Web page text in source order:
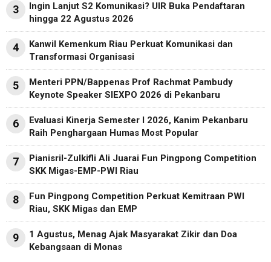
3
Ingin Lanjut S2 Komunikasi? UIR Buka Pendaftaran
hingga 22 Agustus 2026
4
Kanwil Kemenkum Riau Perkuat Komunikasi dan
Transformasi Organisasi
5
Menteri PPN/Bappenas Prof Rachmat Pambudy
Keynote Speaker SIEXPO 2026 di Pekanbaru
6
Evaluasi Kinerja Semester I 2026, Kanim Pekanbaru
Raih Penghargaan Humas Most Popular
7
Pianisril-Zulkifli Ali Juarai Fun Pingpong Competition
SKK Migas-EMP-PWI Riau
8
Fun Pingpong Competition Perkuat Kemitraan PWI
Riau, SKK Migas dan EMP
9
1 Agustus, Menag Ajak Masyarakat Zikir dan Doa
Kebangsaan di Monas